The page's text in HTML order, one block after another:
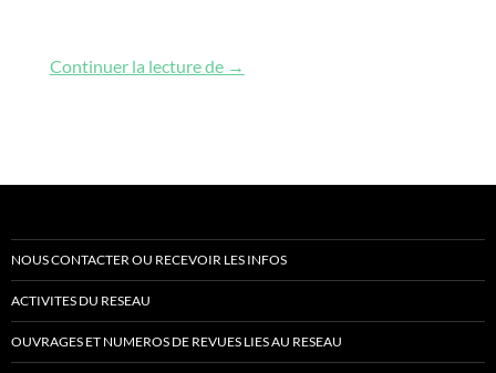
Continuer la lecture de CV des membres du réseau ACDD
→
NOUS CONTACTER OU RECEVOIR LES INFOS
ACTIVITES DU RESEAU
OUVRAGES ET NUMEROS DE REVUES LIES AU RESEAU